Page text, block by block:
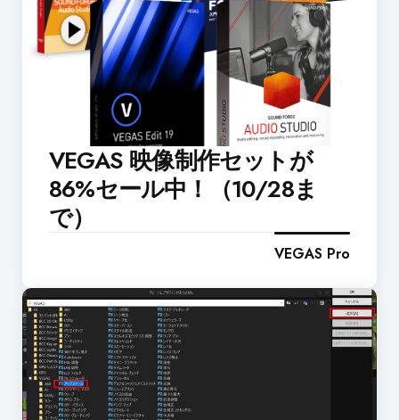
VEGAS 映像制作セットが
86%セール中！（10/28ま
で）
VEGAS Pro